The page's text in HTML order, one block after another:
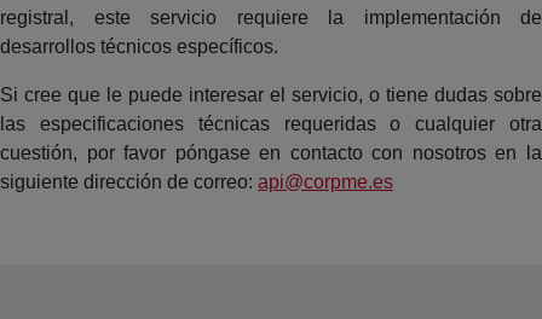
registral, este servicio requiere la implementación de
desarrollos técnicos específicos.
Si cree que le puede interesar el servicio, o tiene dudas sobre
las especificaciones técnicas requeridas o cualquier otra
cuestión, por favor póngase en contacto con nosotros en la
siguiente dirección de correo: api@corpme.es